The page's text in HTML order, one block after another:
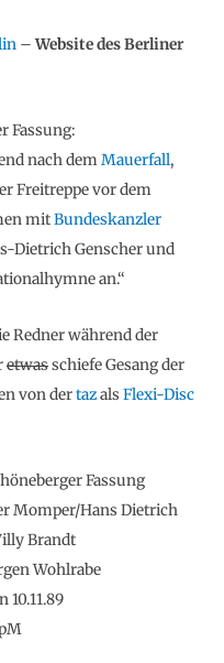
–Website des Berliner
Fassung:
nach demMauerfall,
Freitreppe vor dem
mitBundeskanzler
Dietrich Genscher und
an.“
Redner während der
etwasschiefe Gesang der
von dertazals Flexi-Disc
Fassung
Momper/Hans Dietrich
Brandt
Wohlrabe
10.11.89